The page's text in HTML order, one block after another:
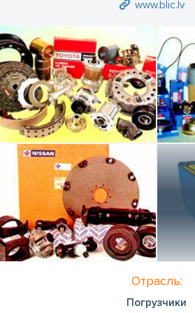
www.blic.lv
Отрасль:
Погрузчики